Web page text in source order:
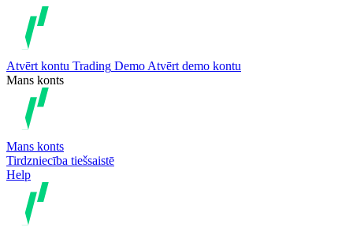
Atvērt kontu Trading Demo Atvērt demo kontu
Mans konts
Mans konts
Tirdzniecība tiešsaistē
Help